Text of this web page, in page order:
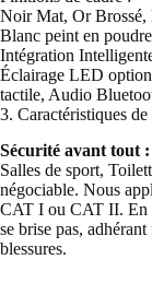
Noir Mat, Or Brossé,
Blanc peint en
Intégration
Éclairage LED
tactile, Audio
3. Caractéristiques
Sécurité avant tout :
Salles de sport,
négociable. Nous
CAT I ou CAT II. En
se brise pas,
blessures.